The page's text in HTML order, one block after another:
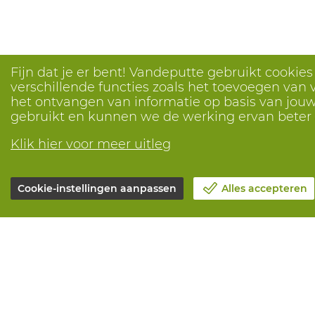
Fijn dat je er bent! Vandeputte gebruikt
verschillende functies zoals het toevoegen
het ontvangen van informatie op basis van
gebruikt en kunnen we de werking ervan
Klik hier voor meer uitleg
Cookie-instellingen aanpassen Alles accepteren